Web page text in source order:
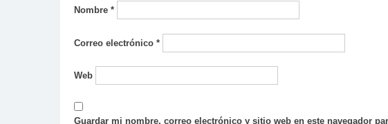
Nombre *
Correo electrónico *
Web
Guardar mi nombre, correo electrónico y sitio web en este navegador